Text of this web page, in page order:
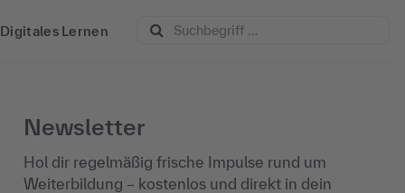
Digitales Lernen
Newsletter
Hol dir regelmäßig frische Impulse rund um
Weiterbildung – kostenlos und direkt in dein